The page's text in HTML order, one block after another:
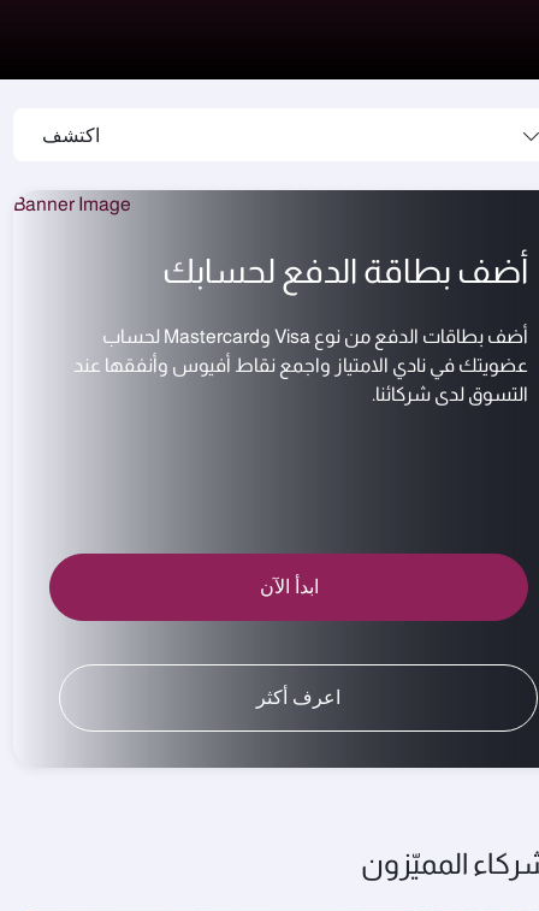
اكتشف
أضف بطاقة الدفع لحسابك
أضف بطاقات الدفع من نوع Visa وMastercard لحساب
عضويتك في نادي الامتياز واجمع نقاط أفيوس وأنفقها عند
التسوق لدى شركائنا.
ابدأ الآن
اعرف أكثر
المميّزون